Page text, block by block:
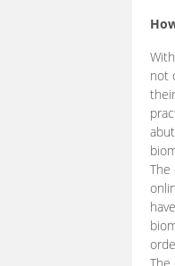
not
The